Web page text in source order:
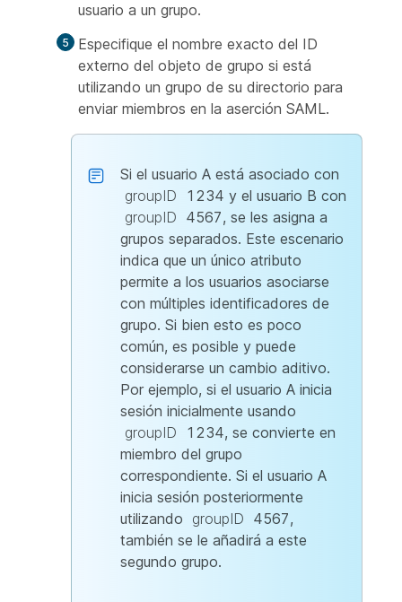
usuario a un grupo.
Especifique el nombre exacto del ID
externo del objeto de grupo si está
utilizando un grupo de su directorio para
enviar miembros en la aserción SAML.
Si el usuario A está asociado con
groupID
1234 y el usuario B con
groupID 4567, se les asigna a
grupos separados. Este escenario
indica que un único atributo
permite a los usuarios asociarse
con múltiples identificadores de
grupo. Si bien esto es poco
común, es posible y puede
considerarse un cambio aditivo.
Por ejemplo, si el usuario A inicia
sesión inicialmente usando
groupID
1234, se convierte en
miembro del grupo
correspondiente. Si el usuario A
inicia sesión posteriormente
utilizando groupID 4567,
también se le añadirá a este
segundo grupo.